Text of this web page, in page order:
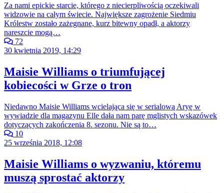
Za nami epickie starcie, którego z niecierpliwością oczekiwali
widzowie na całym świecie. Największe zagrożenie Siedmiu
Królestw zostało zażegnane, kurz bitewny opadł, a aktorzy
nareszcie mogą…
72
30 kwietnia 2019, 14:29
Maisie Williams o triumfującej
kobiecości w Grze o tron
Niedawno Maisie Williams wcielająca się w serialową Aryę w
wywiadzie dla magazynu Elle dała nam parę mglistych wskazówek
dotyczących zakończenia 8. sezonu. Nie są to…
10
25 września 2018, 12:08
Maisie Williams o wyzwaniu, któremu
muszą sprostać aktorzy